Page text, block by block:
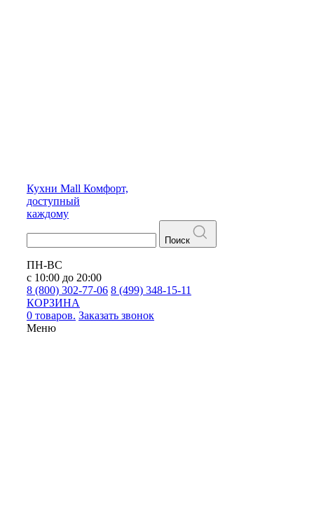
Кухни Mall Комфорт,
доступный
каждому
Поиск
ПН-ВС
с 10:00 до 20:00
8 (800) 302-77-06 8 (499) 348-15-11
КОРЗИНА
0 товаров. Заказать звонок
Меню